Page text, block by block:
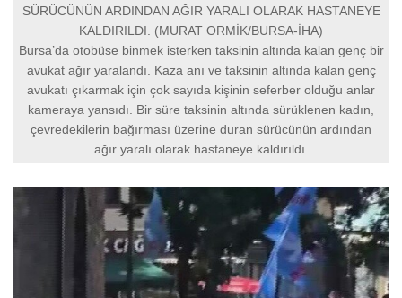
SÜRÜCÜNÜN ARDINDAN AĞIR YARALI OLARAK HASTANEYE
KALDIRILDI. (MURAT ORMİK/BURSA-İHA)
Bursa’da otobüse binmek isterken taksinin altında kalan genç bir
avukat ağır yaralandı. Kaza anı ve taksinin altında kalan genç
avukatı çıkarmak için çok sayıda kişinin seferber olduğu anlar
kameraya yansıdı. Bir süre taksinin altında sürüklenen kadın,
çevredekilerin bağırması üzerine duran sürücünün ardından
ağır yaralı olarak hastaneye kaldırıldı.